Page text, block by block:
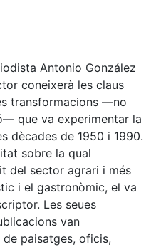
Antonio González
coneixerà les claus
transformacions —no
que va experimentar la
dècades de 1950 i 1990.
sobre la qual
del sector agrari i més
i el gastronòmic, el va
Les seues
van
paisatges, oficis,